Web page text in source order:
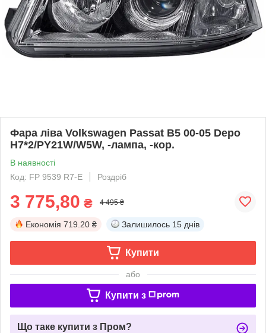
Фара ліва Volkswagen Passat B5 00-05 Depo
H7*2/PY21W/W5W, -лампа, -кор.
В наявності
Код: FP 9539 R7-E
Роздріб
3 775,80 ₴ 4 495 ₴
Економія 719.20 ₴ Залишилось 15 днів
Купити
або
Купити з
Що таке купити з Пром?